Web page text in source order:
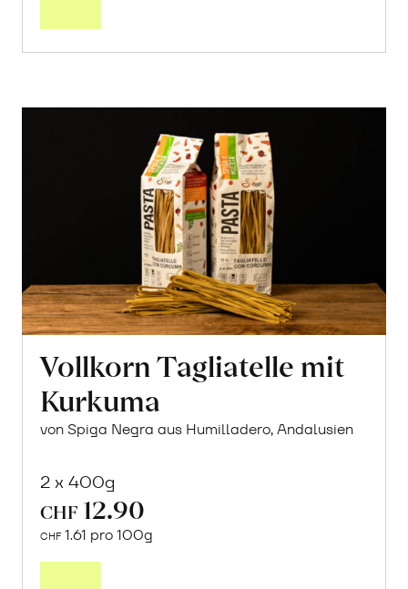
Vollkorn Tagliatelle mit
Kurkuma
von Spiga Negra aus Humilladero, Andalusien
2 x 400g
CHF 12.90
CHF 1.61 pro 100g